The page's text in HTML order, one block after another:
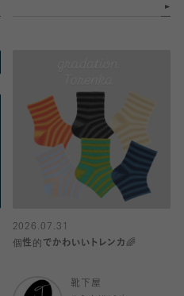
2026.07.31
個性的でかわいいトレンカ🌈
靴下屋